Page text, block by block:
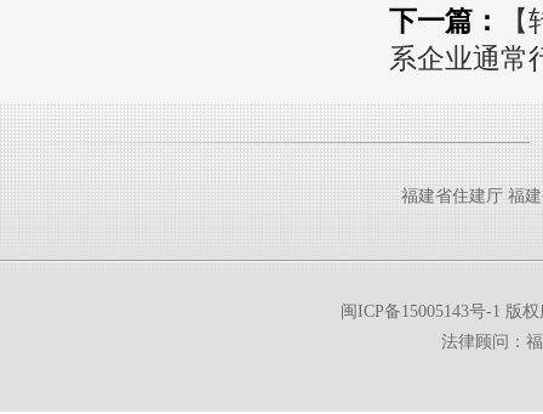
下一篇：
系企业通常
福建省住建厅 福
闽ICP备15005143号-1 版
法律顾问：